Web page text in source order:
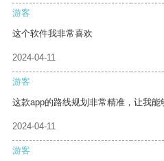
游客
这个软件我非常喜欢
2024-04-11
游客
这款app的路线规划非常精准，让我能
2024-04-11
游客